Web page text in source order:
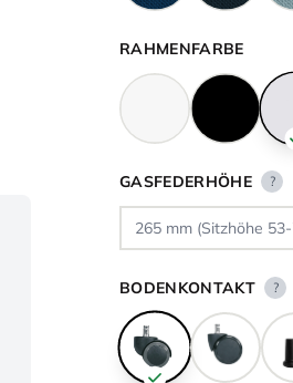
RAHMENFARBE
GASFEDERHÖHE ?
BODENKONTAKT ?